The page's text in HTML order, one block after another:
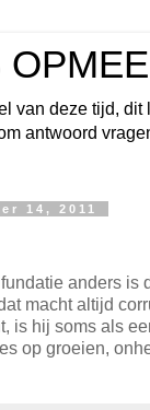
van deze tijd, dit
antwoord
14, 2011
anders is
macht altijd
is hij soms als
op groeien,